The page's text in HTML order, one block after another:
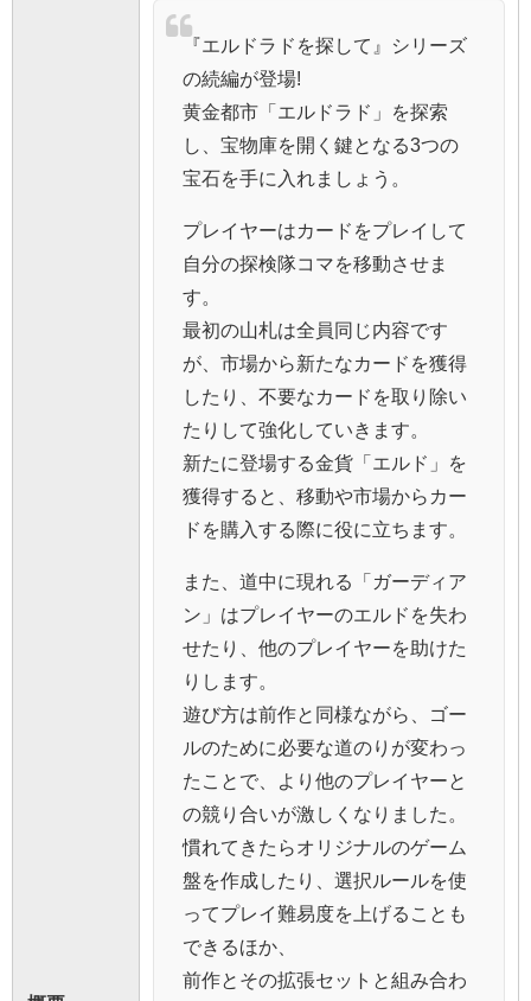
『エルドラドを探して』シリーズ
の続編が登場!
黄金都市「エルドラド」を探索
し、宝物庫を開く鍵となる3つの
宝石を手に入れましょう。
プレイヤーはカードをプレイして
自分の探検隊コマを移動させま
す。
最初の山札は全員同じ内容です
が、市場から新たなカードを獲得
したり、不要なカードを取り除い
たりして強化していきます。
新たに登場する金貨「エルド」を
獲得すると、移動や市場からカー
ドを購入する際に役に立ちます。
また、道中に現れる「ガーディア
ン」はプレイヤーのエルドを失わ
せたり、他のプレイヤーを助けた
りします。
遊び方は前作と同様ながら、ゴー
ルのために必要な道のりが変わっ
たことで、より他のプレイヤーと
の競り合いが激しくなりました。
慣れてきたらオリジナルのゲーム
盤を作成したり、選択ルールを使
ってプレイ難易度を上げることも
できるほか、
前作とその拡張セットと組み合わ